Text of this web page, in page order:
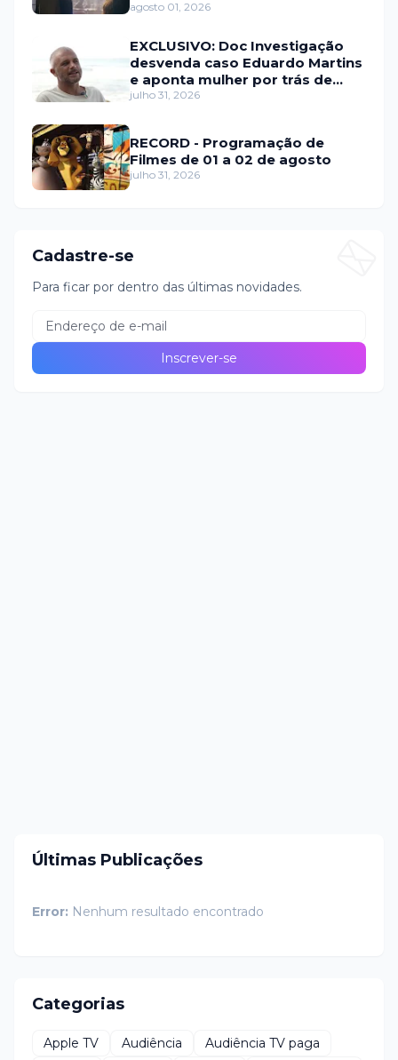
agosto 01, 2026
EXCLUSIVO: Doc Investigação
desvenda caso Eduardo Martins
e aponta mulher por trás de
fraude internacional
julho 31, 2026
RECORD - Programação de
Filmes de 01 a 02 de agosto
julho 31, 2026
Cadastre-se
Para ficar por dentro das últimas novidades.
Últimas Publicações
Error: Nenhum resultado encontrado
Categorias
Apple TV Audiência
Audiência TV paga